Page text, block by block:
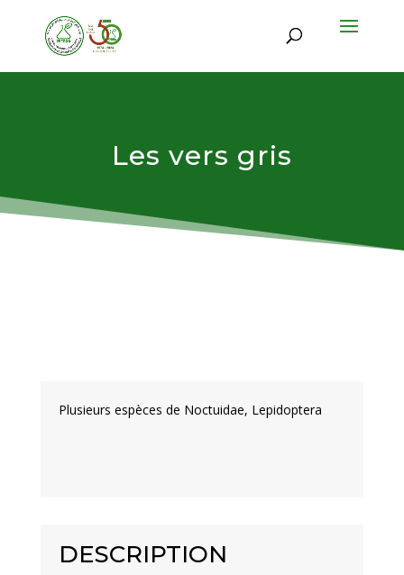
Les vers gris
Plusieurs espèces de Noctuidae, Lepidoptera
DESCRIPTION